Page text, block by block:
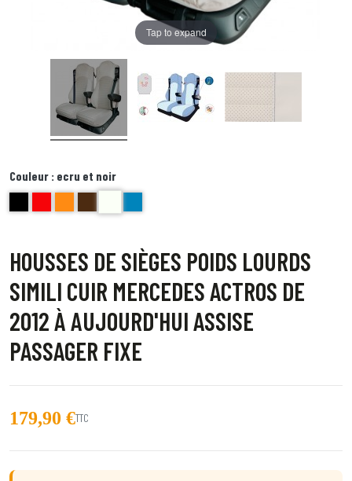
Tap to expand
Couleur : ecru et noir
ecru et noir
HOUSSES DE SIÈGES POIDS LOURDS
SIMILI CUIR MERCEDES ACTROS DE
2012 À AUJOURD'HUI ASSISE
PASSAGER FIXE
179,90 €TTC